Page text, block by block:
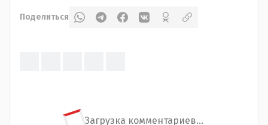
Поделиться
Загрузка комментариев...